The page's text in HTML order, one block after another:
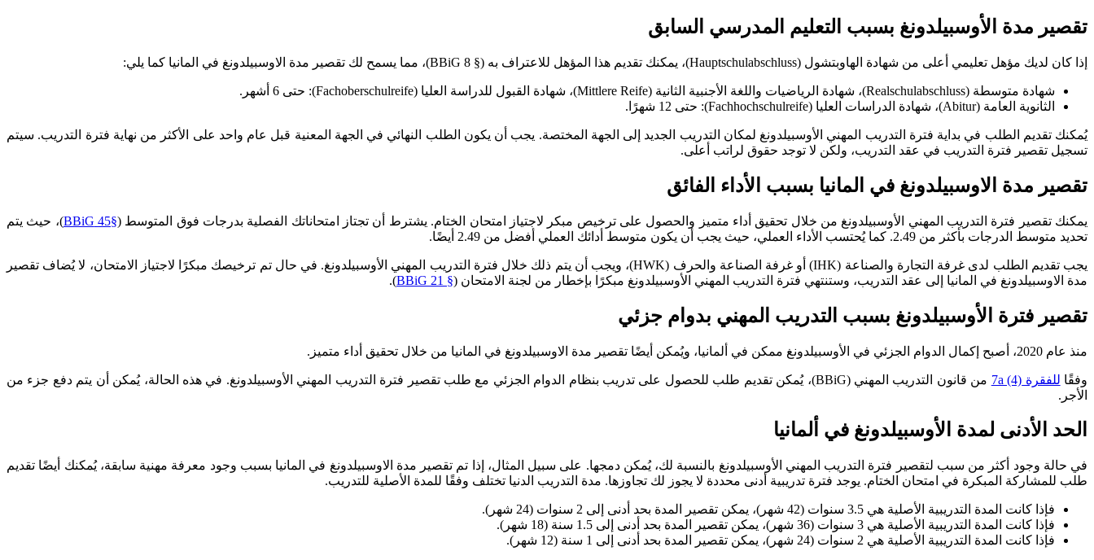
تقصير مدة الأوسبيلدونغ بسبب التعليم المدرسي السابق
إذا كان لديك مؤهل تعليمي أعلى من شهادة الهاوبتشول (Hauptschulabschluss)، يمكنك تقديم هذا المؤهل للاعتراف به (§ 8 BBiG)، مما يسمح لك تقصير مدة الاوسبيلدونغ في المانيا كما يلي:
شهادة متوسطة (Realschulabschluss)، شهادة الرياضيات واللغة الأجنبية الثانية (Mittlere Reife)، شهادة القبول للدراسة العليا (Fachoberschulreife): حتى 6 أشهر.
الثانوية العامة (Abitur)، شهادة الدراسات العليا (Fachhochschulreife): حتى 12 شهرًا.
يُمكنك تقديم الطلب في بداية فترة التدريب المهني الأوسبيلدونغ لمكان التدريب الجديد إلى الجهة المختصة. يجب أن يكون الطلب النهائي في الجهة المعنية قبل عام واحد على الأكثر من نهاية فترة التدريب. سيتم
تسجيل تقصير فترة التدريب في عقد التدريب، ولكن لا توجد حقوق لراتب أعلى.
تقصير مدة الاوسبيلدونغ في المانيا بسبب الأداء الفائق
يمكنك تقصير فترة التدريب المهني الأوسبيلدونغ من خلال تحقيق أداء متميز والحصول على ترخيص مبكر لاجتياز امتحان الختام. يشترط أن تجتاز امتحاناتك الفصلية بدرجات فوق المتوسط ​​(§45 BBiG
)، حيث يتم
تحديد متوسط الدرجات بأكثر من 2.49. كما يُحتسب الأداء العملي، حيث يجب أن يكون متوسط أدائك العملي أفضل من 2.49 أيضًا.
يجب تقديم الطلب لدى غرفة التجارة والصناعة (IHK) أو غرفة الصناعة والحرف (HWK)، ويجب أن يتم ذلك خلال فترة التدريب المهني الأوسبيلدونغ. في حال تم ترخيصك مبكرًا لاجتياز الامتحان، لا يُضاف تقصير
مدة الاوسبيلدونغ في المانيا إلى عقد التدريب، وستنتهي فترة التدريب المهني الأوسبيلدونغ مبكرًا بإخطار من لجنة الامتحان (§ 21 BBiG
).
تقصير فترة الأوسبيلدونغ بسبب التدريب المهني بدوام جزئي
منذ عام 2020، أصبح إكمال الدوام الجزئي في الأوسبيلدونغ ممكن في ألمانيا، ويُمكن أيضًا تقصير مدة الاوسبيلدونغ في المانيا من خلال تحقيق أداء متميز.
وفقًا للفقرة 7a (4)
من قانون التدريب المهني (BBiG)، يُمكن تقديم طلب للحصول على تدريب بنظام الدوام الجزئي مع طلب تقصير فترة التدريب المهني الأوسبيلدونغ. في هذه الحالة، يُمكن أن يتم دفع جزء من
الأجر.
الحد الأدنى لمدة الأوسبيلدونغ في ألمانيا
في حالة وجود أكثر من سبب لتقصير فترة التدريب المهني الأوسبيلدونغ بالنسبة لك، يُمكن دمجها. على سبيل المثال، إذا تم تقصير مدة الاوسبيلدونغ في المانيا بسبب وجود معرفة مهنية سابقة، يُمكنك أيضًا تقديم
طلب للمشاركة المبكرة في امتحان الختام. يوجد فترة تدريبية أدنى محددة لا يجوز لك تجاوزها. مدة التدريب الدنيا تختلف وفقًا للمدة الأصلية للتدريب.
فإذا كانت المدة التدريبية الأصلية هي 3.5 سنوات (42 شهر)، يمكن تقصير المدة بحد أدنى إلى 2 سنوات (24 شهر).
فإذا كانت المدة التدريبية الأصلية هي 3 سنوات (36 شهر)، يمكن تقصير المدة بحد أدنى إلى 1.5 سنة (18 شهر).
فإذا كانت المدة التدريبية الأصلية هي 2 سنوات (24 شهر)، يمكن تقصير المدة بحد أدنى إلى 1 سنة (12 شهر).